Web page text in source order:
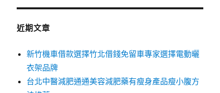
鍵
近期文章
新竹機車借款選擇竹北借錢免留車專家選擇電動曬
衣架品牌
台北中醫減肥通通美容減肥藥有瘦身產品瘦小腹方